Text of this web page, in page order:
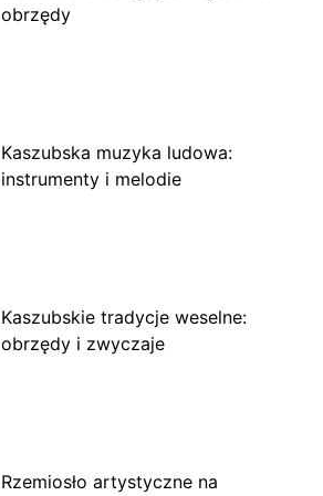
obrzędy
Kaszubska muzyka ludowa:
instrumenty i melodie
Kaszubskie tradycje weselne:
obrzędy i zwyczaje
Rzemiosło artystyczne na